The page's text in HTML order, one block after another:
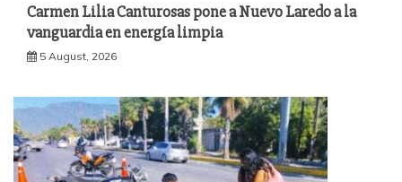
Carmen Lilia Canturosas pone a Nuevo Laredo a la
vanguardia en energía limpia
5 August, 2026